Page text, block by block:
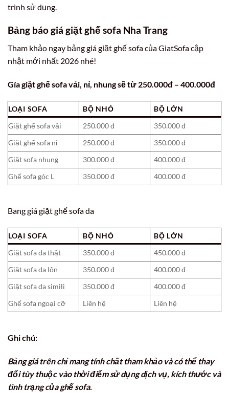
trình sử dụng.
Bảng báo giá giặt ghế sofa Nha Trang
Tham khảo ngay bảng giá giặt ghế sofa của GiatSofa cập
nhật mới nhất 2026 nhé!
Gía giặt ghế sofa vải, nỉ, nhung sẽ từ 250.000đ – 400.000đ
LOẠI SOFA BỘ NHỎ
BỘ LỚN
Giặt ghế sofa vải
250.000 đ
350.000 đ
Giặt ghế sofa nỉ
250.000 đ
350.000 đ
Giặt sofa nhung
300.000 đ
400.000 đ
Ghế sofa góc L
350.000 đ 400.000 đ
Bang giá giặt ghế sofa da
LOẠI SOFA BỘ NHỎ
BỘ LỚN
Giặt sofa da thật
350.000 đ
450.000 đ
Giặt sofa da lộn
350.000 đ
400.000 đ
Giặt sofa da simili
350.000 đ
400.000 đ
Ghế sofa ngoại cỡ
Liên hệ Liên hệ
Ghi chú:
Bảng giá trên chỉ mang tính chất tham khảo và có thể thay
đổi tùy thuộc vào thời điểm sử dụng dịch vụ, kích thước và
tình trạng của ghế sofa.